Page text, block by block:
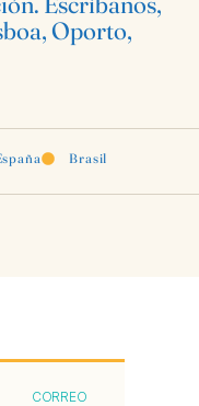
Oporto,
Brasil
CORREO